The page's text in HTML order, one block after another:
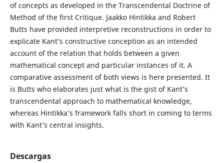
of concepts as developed in the Transcendental Doctrine of
Method of the first Critique. Jaakko Hintikka and Robert
Butts have provided interpretive reconstructions in order to
explicate Kant’s constructive conception as an intended
account of the relation that holds between a given
mathematical concept and particular instances of it. A
comparative assessment of both views is here presented. It
is Butts who elaborates just what is the gist of Kant’s
transcendental approach to mathematical knowledge,
whereas Hintikka’s framework falls short in coming to terms
with Kant’s central insights.
Descargas